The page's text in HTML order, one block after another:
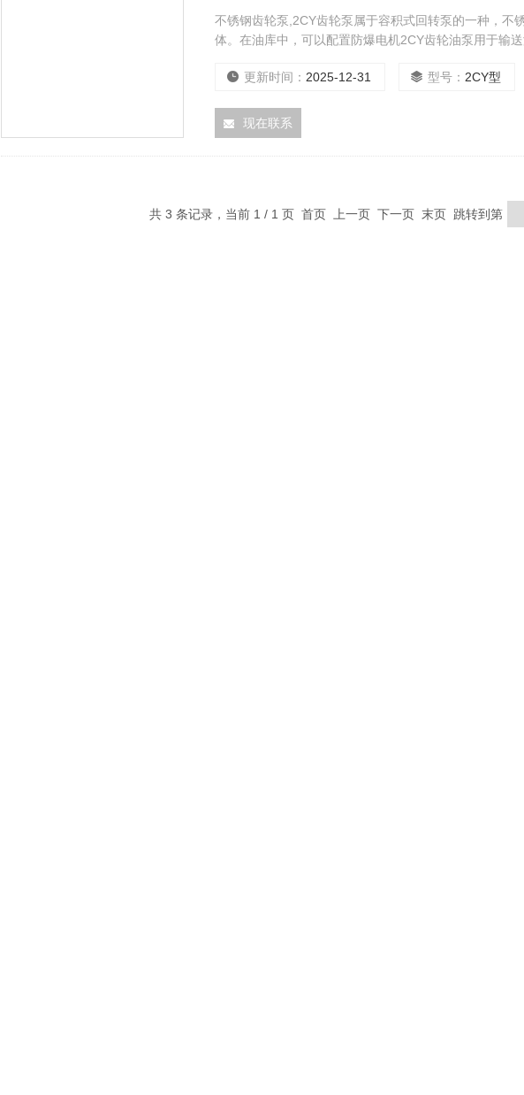
不锈钢齿轮泵,2CY齿轮泵属于容积式回转泵的一种，不
体。在油库中，可以配置防爆电机2CY齿轮油泵用于输送
更新时间： 2025-12-31 型号： 2CY型
现在联系
共 3 条记录，当前 1 / 1 页 首页 上一页 下一页 末页 跳转到第